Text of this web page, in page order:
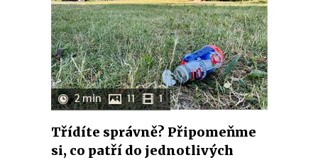
2 min 11 1
Třídíte správně? Připomeňme
si, co patří do jednotlivých